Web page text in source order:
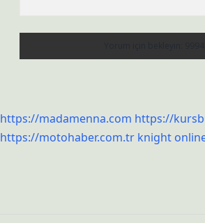
https://madamenna.com https://
https://motohaber.com.tr knight